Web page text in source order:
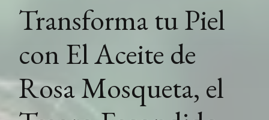
Transforma tu Piel
con El Aceite de
Rosa Mosqueta, el